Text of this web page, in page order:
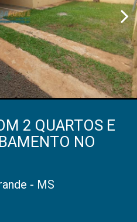
2 QUARTOS E
NO
- MS